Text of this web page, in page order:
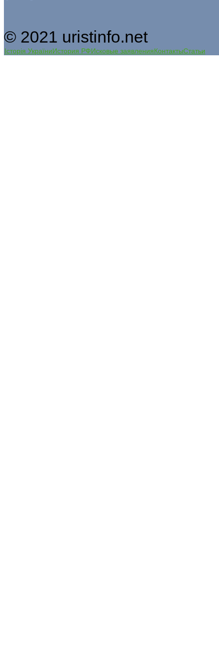
© 2021 uristinfo.net
Історія УкраїниИстория РФИсковые заявленияКонтактыСтатьи